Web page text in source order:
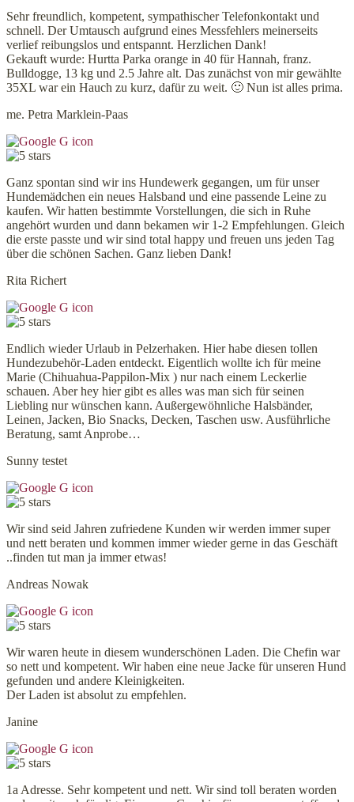
Sehr freundlich, kompetent, sympathischer Telefonkontakt und
schnell. Der Umtausch aufgrund eines Messfehlers meinerseits
verlief reibungslos und entspannt. Herzlichen Dank!
Gekauft wurde: Hurtta Parka orange in 40 für Hannah, franz.
Bulldogge, 13 kg und 2.5 Jahre alt. Das zunächst von mir gewählte
35XL war ein Hauch zu kurz, dafür zu weit. 🙂 Nun ist alles prima.
me. Petra Marklein-Paas
Ganz spontan sind wir ins Hundewerk gegangen, um für unser
Hundemädchen ein neues Halsband und eine passende Leine zu
kaufen. Wir hatten bestimmte Vorstellungen, die sich in Ruhe
angehört wurden und dann bekamen wir 1-2 Empfehlungen. Gleich
die erste passte und wir sind total happy und freuen uns jeden Tag
über die schönen Sachen. Ganz lieben Dank!
Rita Richert
Endlich wieder Urlaub in Pelzerhaken. Hier habe diesen tollen
Hundezubehör-Laden entdeckt. Eigentlich wollte ich für meine
Marie (Chihuahua-Pappilon-Mix ) nur nach einem Leckerlie
schauen. Aber hey hier gibt es alles was man sich für seinen
Liebling nur wünschen kann. Außergewöhnliche Halsbänder,
Leinen, Jacken, Bio Snacks, Decken, Taschen usw. Ausführliche
Beratung, samt Anprobe…
Sunny testet
Wir sind seid Jahren zufriedene Kunden wir werden immer super
und nett beraten und kommen immer wieder gerne in das Geschäft
..finden tut man ja immer etwas!
Andreas Nowak
Wir waren heute in diesem wunderschönen Laden. Die Chefin war
so nett und kompetent. Wir haben eine neue Jacke für unseren Hund
gefunden und andere Kleinigkeiten.
Der Laden ist absolut zu empfehlen.
Janine
1a Adresse. Sehr kompetent und nett. Wir sind toll beraten worden